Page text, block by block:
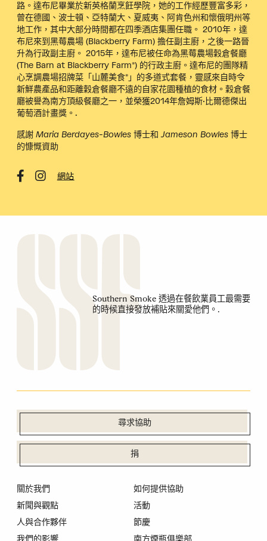
路。達布尼畢業於新英格蘭烹飪學院，她的工作經歷豐富多彩，
曾在德國、波士頓、亞特蘭大、夏威夷、阿肯色州和懷俄明州等
地工作，其中大部分時間都在四季酒店集團任職。 2010年，達
布尼來到黑莓農場 (Blackberry Farm) 擔任副主廚，之後一路晉
升為行政副主廚。 2015年，達布尼被任命為黑莓農場穀倉餐廳
(The Barn at Blackberry Farm®) 的行政主廚。達布尼的團隊精
心烹調農場招牌菜「山麓美食®」的多道式套餐，靈感來自時令
新鮮農產品和距離穀倉餐廳不遠的自家花園種植的食材。穀倉餐
廳被譽為南方頂級餐廳之一，並榮獲2014年詹姆斯·比爾德傑出
葡萄酒計畫獎。.
感謝 Maria Berdayes-Bowles 博士和 Jameson Bowles 博士
的慷慨資助
網站
Southern Smoke 透過在餐飲業員工最需要
的時候直接發放補貼來關愛他們。.
尋求協助
捐
關於我們
新聞與觀點
人與合作夥伴
如何提供協助
活動
節慶